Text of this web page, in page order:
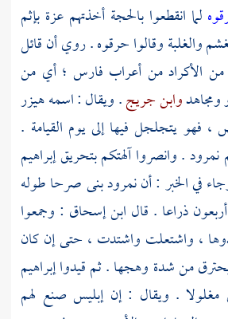
لما انقطعوا بالحجة أخذتهم عزة بإثم
والغلبة وقالوا حرقوه . روي أن قائل
من الأكرادمن أعراب فارس ؛أي من
ومجاهدوابن جريج. ويقال : اسمههيزر
فهو يتجلجل فيها إلى يوم القيامة .
نمرود. وانصروا آلهتكم بتحريقإبراهيم
في الخبر : أننمرودبنى صرحا طوله
ذراعا . قال ابن إسحاق : وجمعوا
، واشتعلت واشتدت ، حتى إن كان
فيحترق من شدة وهجها . ثم قيدواإبراهيم
مغلولا . ويقال : إن إبليس صنع لهم